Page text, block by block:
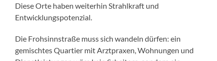
Diese Orte haben weiterhin Strahlkraft und
Entwicklungspotenzial.
Die Frohsinnstraße muss sich wandeln dürfen: ein
gemischtes Quartier mit Arztpraxen, Wohnungen und